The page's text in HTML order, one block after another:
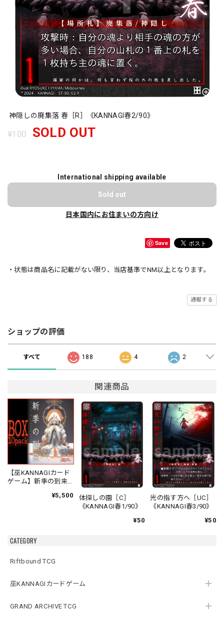
CATEGORY
Riftbound TCG
巫KANNAGIカードゲーム
GRAND ARCHIVE TCG
神隠しの廃集落 春［R］《KANNAGI春2/90》
¥100 SOLD OUT
International shipping available
Sold out
日本国内にお住まいの方向け
Save
・状態は商品名に記載がない限り、当店基準でNM以上となります。
通報する
ショップの評価
すべて 188 4 2
関連商品
【巫KANNAGIカード
ゲーム】新季の到来
¥5,500
体探しの園［C］
《KANNAGI春1/90》
¥50
光の指す方へ［UC］
《KANNAGI春3/90》
¥50